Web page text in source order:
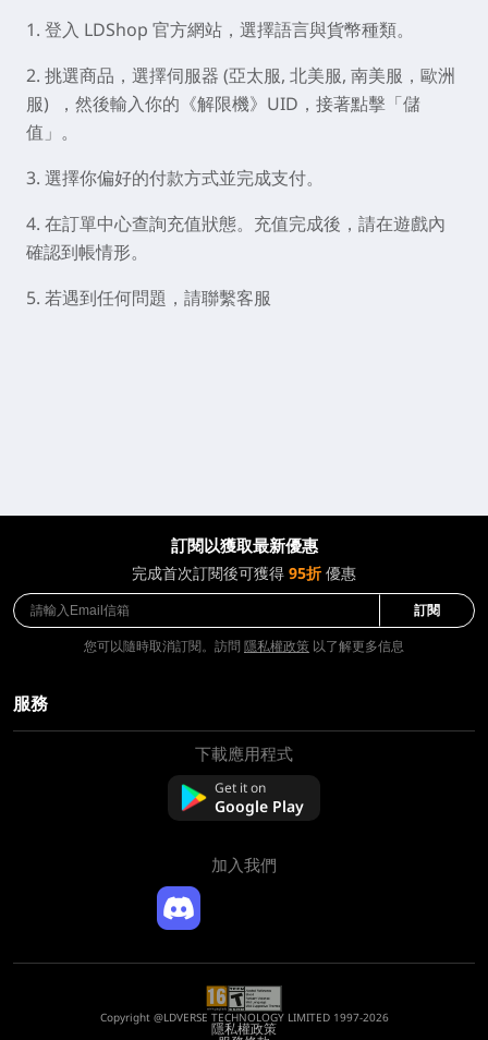
1. 登入 LDShop 官方網站，選擇語言與貨幣種類。
2. 挑選商品，選擇伺服器 (亞太服, 北美服, 南美服，歐洲
服) ，然後輸入你的《解限機》UID，接著點擊「儲
值」。
3. 選擇你偏好的付款方式並完成支付。
4. 在訂單中心查詢充值狀態。充值完成後，請在遊戲內
確認到帳情形。
5. 若遇到任何問題，請聯繫客服
訂閱以獲取最新優惠
完成首次訂閱後可獲得 95折優惠
訂閱
您可以隨時取消訂閱。訪問 隱私權政策 以了解更多信息
服務
下載應用程式
Get it on
Google Play
加入我們
Copyright @LDVERSE TECHNOLOGY LIMITED 1997-2026
隱私權政策